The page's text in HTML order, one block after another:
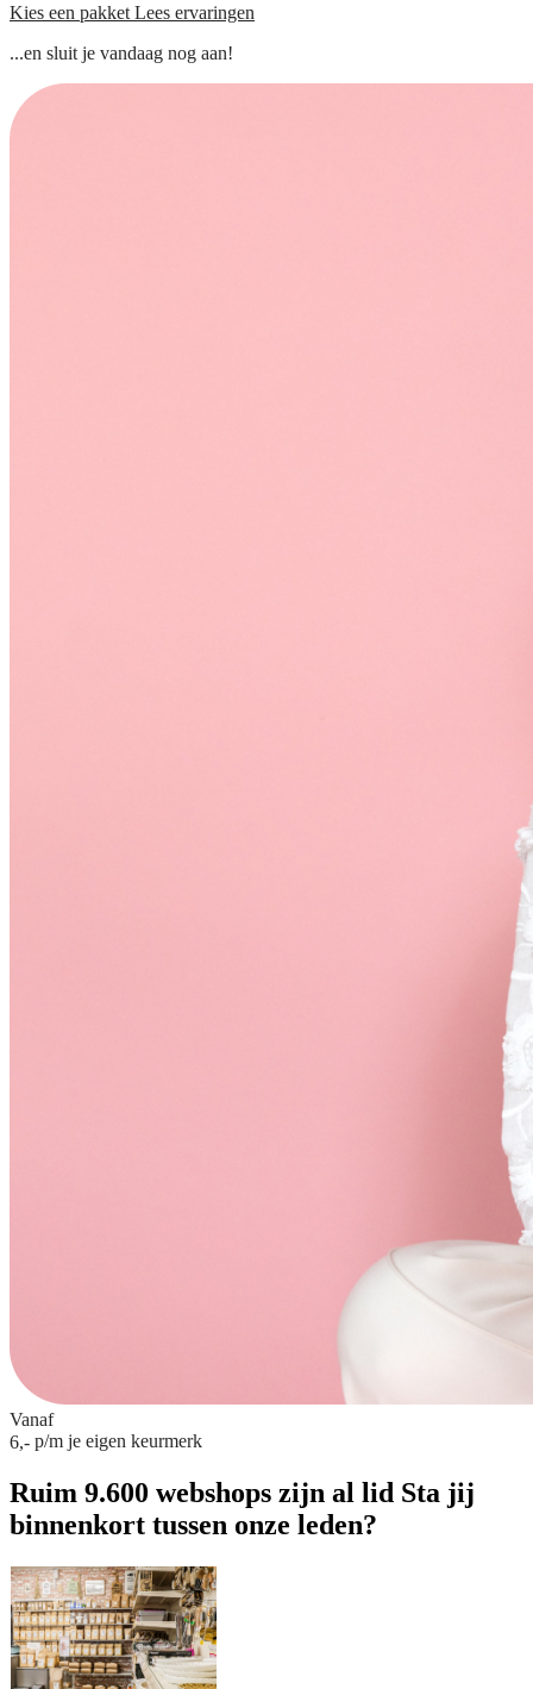
Kies een pakket Lees ervaringen
...en sluit je vandaag nog aan!
Vanaf
6,- p/m je eigen keurmerk
Ruim 9.600 webshops zijn al lid Sta jij
binnenkort tussen onze leden?